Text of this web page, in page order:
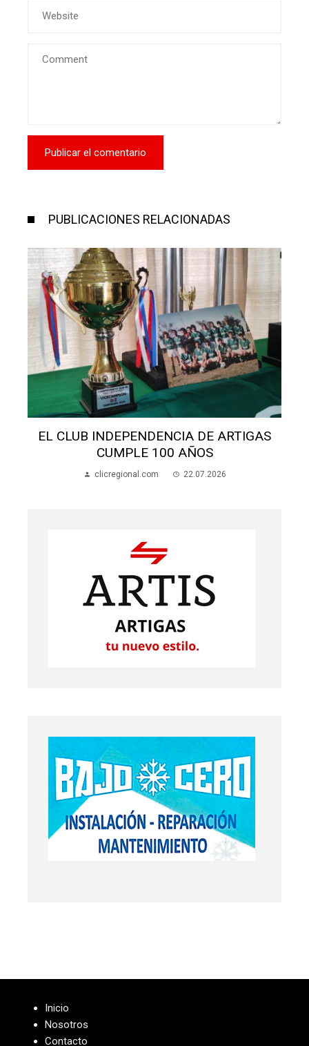
PUBLICACIONES RELACIONADAS
EL CLUB INDEPENDENCIA DE ARTIGAS
CUMPLE 100 AÑOS
clicregional.com 22.07.2026
Inicio
Nosotros
Contacto